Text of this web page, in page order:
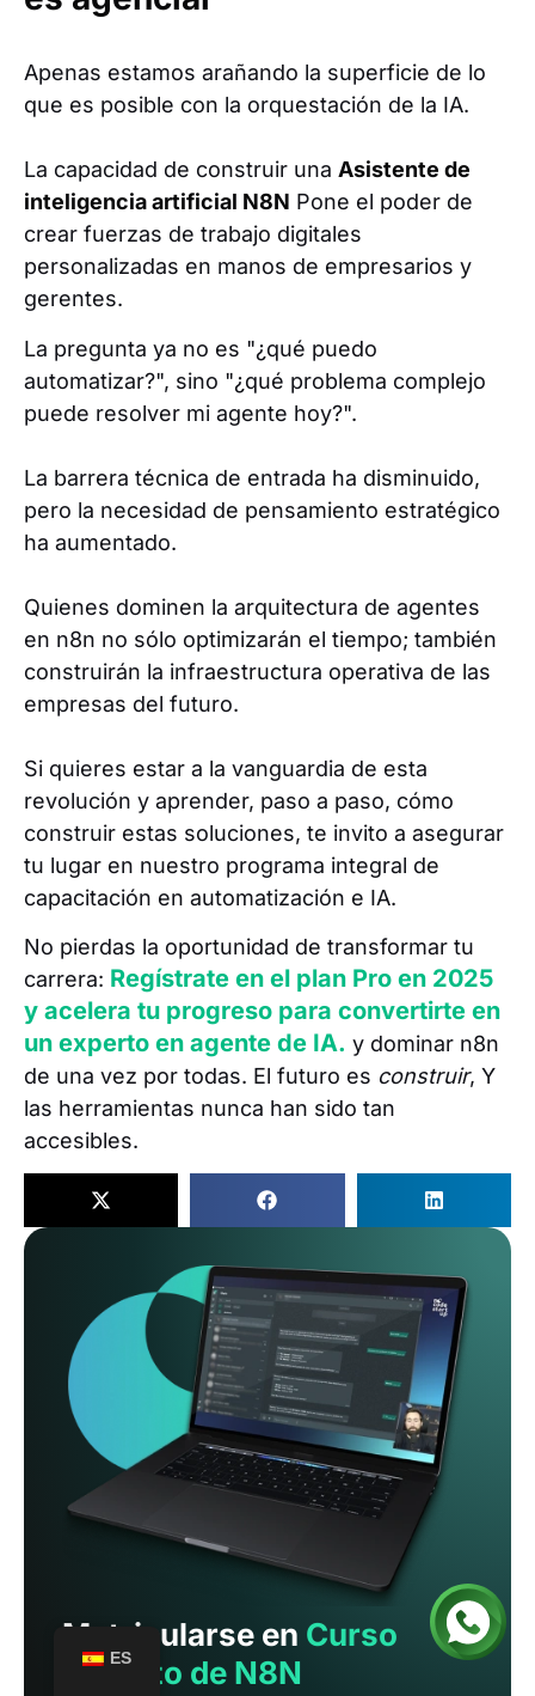
Apenas estamos arañando la superficie de lo
que es posible con la orquestación de la IA.
La capacidad de construir una Asistente de
inteligencia artificial N8N Pone el poder de
crear fuerzas de trabajo digitales
personalizadas en manos de empresarios y
gerentes.
La pregunta ya no es "¿qué puedo
automatizar?", sino "¿qué problema complejo
puede resolver mi agente hoy?".
La barrera técnica de entrada ha disminuido,
pero la necesidad de pensamiento estratégico
ha aumentado.
Quienes dominen la arquitectura de agentes
en n8n no sólo optimizarán el tiempo; también
construirán la infraestructura operativa de las
empresas del futuro.
Si quieres estar a la vanguardia de esta
revolución y aprender, paso a paso, cómo
construir estas soluciones, te invito a asegurar
tu lugar en nuestro programa integral de
capacitación en automatización e IA.
No pierdas la oportunidad de transformar tu
carrera: Regístrate en el plan Pro en 2025
y acelera tu progreso para convertirte en
un experto en agente de IA. y dominar n8n
de una vez por todas. El futuro es construir, Y
las herramientas nunca han sido tan
accesibles.
Matricularse en Curso
gratuito de N8N
ES